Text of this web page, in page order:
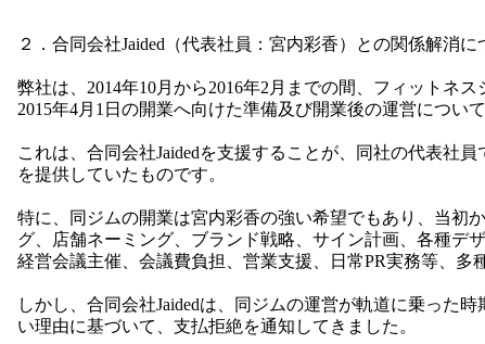
２．合同会社Jaided（代表社員：宮内彩香）との関係解消に
弊社は、2014年10月から2016年2月までの間、フィットネ
2015年4月1日の開業へ向けた準備及び開業後の運営につい
これは、合同会社Jaidedを支援することが、同社の代表社
を提供していたものです。
特に、同ジムの開業は宮内彩香の強い希望でもあり、当初
グ、店舗ネーミング、ブランド戦略、サイン計画、各種デ
経営会議主催、会議費負担、営業支援、日常PR実務等、多
しかし、合同会社Jaidedは、同ジムの運営が軌道に乗った
い理由に基づいて、支払拒絶を通知してきました。